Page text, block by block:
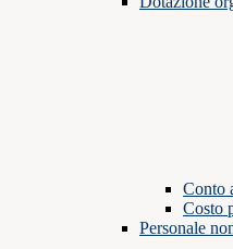
Conto
Costo
Personale